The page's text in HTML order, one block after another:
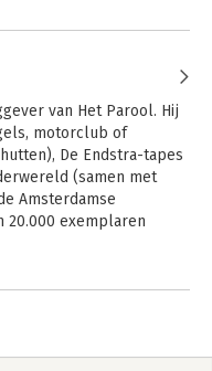
van Het Parool. Hij
motorclub of
De Endstra-tapes
(samen met
Amsterdamse
20.000 exemplaren
Vugts